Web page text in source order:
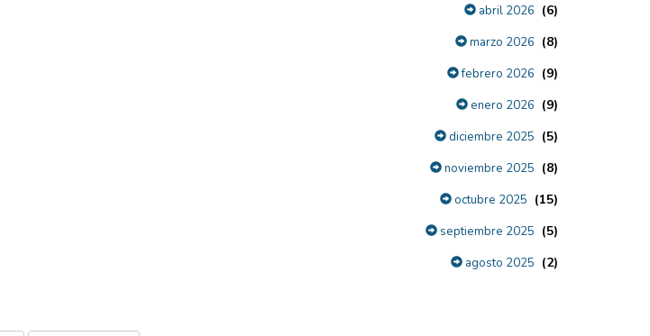
abril 2026 (6)
marzo 2026 (8)
febrero 2026 (9)
enero 2026 (9)
diciembre 2025 (5)
noviembre 2025 (8)
octubre 2025 (15)
septiembre 2025 (5)
agosto 2025 (2)